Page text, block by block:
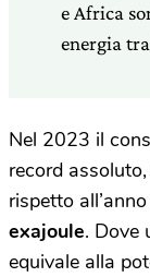
e Africa
energia
Nel 2023 il
record
rispetto
exajoule. Dove
equivale alla